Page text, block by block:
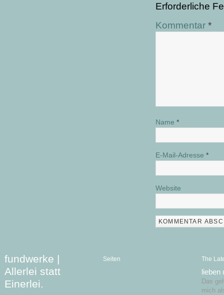
Erforderliche
Kommentar *
Name *
E-Mail-Adresse *
Website
fundwerke |
Allerlei statt
Einerlei.
Seiten The
lieben
Das
mich